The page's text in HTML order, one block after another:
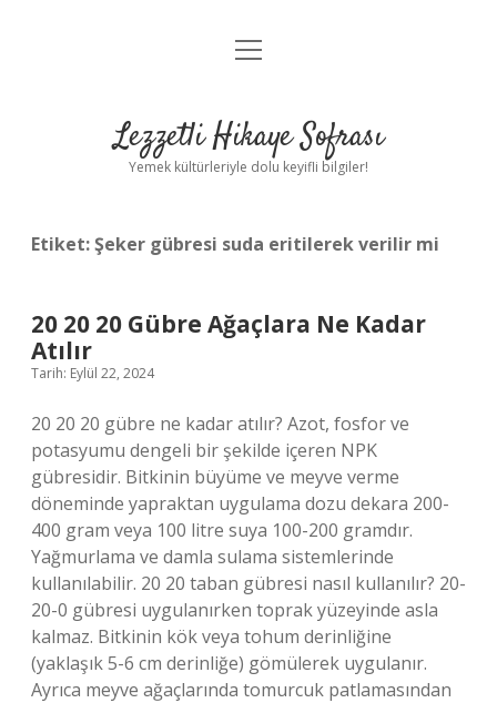
Anasayfa
Yasal Uyarı
menüyü
Lezzetli Hikaye Sofrası
Yemek kültürleriyle dolu keyifli bilgiler!
Etiket:Şeker gübresi suda eritilerek verilir mi
20 20 20 Gübre Ağaçlara Ne Kadar
Atılır
Tarih: Eylül 22, 2024
20 20 20 gübre ne kadar atılır? Azot, fosfor ve
potasyumu dengeli bir şekilde içeren NPK
gübresidir. Bitkinin büyüme ve meyve verme
döneminde yapraktan uygulama dozu dekara 200-
400 gram veya 100 litre suya 100-200 gramdır.
Yağmurlama ve damla sulama sistemlerinde
kullanılabilir. 20 20 taban gübresi nasıl kullanılır? 20-
20-0 gübresi uygulanırken toprak yüzeyinde asla
kalmaz. Bitkinin kök veya tohum derinliğine
(yaklaşık 5-6 cm derinliğe) gömülerek uygulanır.
Ayrıca meyve ağaçlarında tomurcuk patlamasından